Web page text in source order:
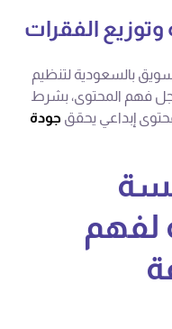
وتوزيع الفقرات
بالسعودية لتنظيم
فهم المحتوى، بشرط
إبداعي يحقق جودة
لفهم